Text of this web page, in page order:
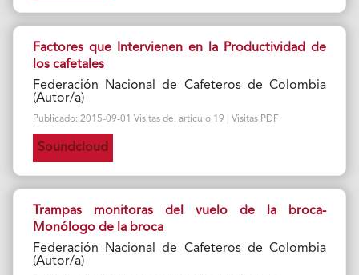
Factores que Intervienen en la Productividad de
los cafetales
Federación Nacional de Cafeteros de Colombia
(Autor/a)
Publicado: 2015-09-01 Visitas del artículo 19 | Visitas PDF
Soundcloud
Trampas monitoras del vuelo de la broca-
Monólogo de la broca
Federación Nacional de Cafeteros de Colombia
(Autor/a)